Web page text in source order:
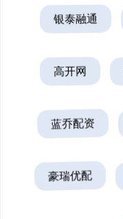
银泰融通
高开网
蓝乔配资
豪瑞优配